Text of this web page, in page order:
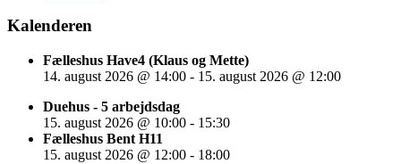
Kalenderen
Fælleshus Have4 (Klaus og Mette)
14. august 2026 @ 14:00 - 15. august 2026 @ 12:00
Duehus - 5 arbejdsdag
15. august 2026 @ 10:00 - 15:30
Fælleshus Bent H11
15. august 2026 @ 12:00 - 18:00